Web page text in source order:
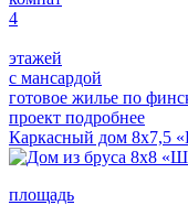
4
этажей
с мансардой
готовое жилье по
проект подробнее
Каркасный дом 8х7,5
площадь